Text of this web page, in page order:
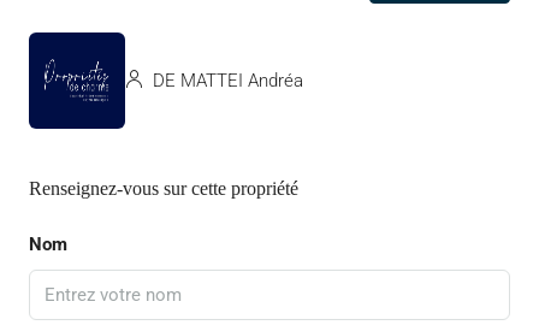
DE MATTEI Andréa
Renseignez-vous sur cette propriété
Nom